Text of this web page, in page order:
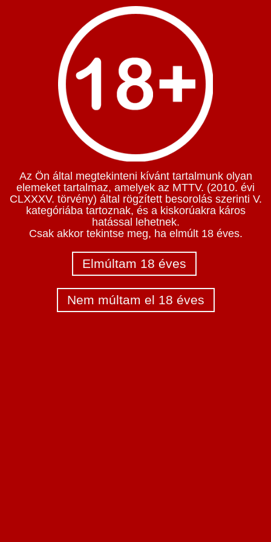
Az Ön által megtekinteni kívánt tartalmunk olyan
elemeket tartalmaz, amelyek az MTTV. (2010. évi
CLXXXV. törvény) által rögzített besorolás szerinti V.
kategóriába tartoznak, és a kiskorúakra káros
hatással lehetnek.
Csak akkor tekintse meg, ha elmúlt 18 éves.
Elmúltam 18 éves
Nem múltam el 18 éves